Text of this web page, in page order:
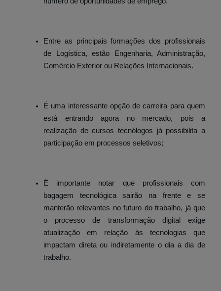
Entre as principais formações dos profissionais
de Logística, estão Engenharia, Administração,
Comércio Exterior ou Relações Internacionais.
É uma interessante opção de carreira para quem
está entrando agora no mercado, pois a
realização de cursos tecnólogos já possibilita a
participação em processos seletivos;
É importante notar que profissionais com
bagagem tecnológica sairão na frente e se
manterão relevantes no futuro do trabalho, já que
o processo de transformação digital exige
atualização em relação às tecnologias que
impactam direta ou indiretamente o dia a dia de
trabalho.